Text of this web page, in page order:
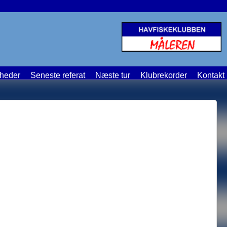
Seneste referat Næste tur Klubrekorder Kontakt